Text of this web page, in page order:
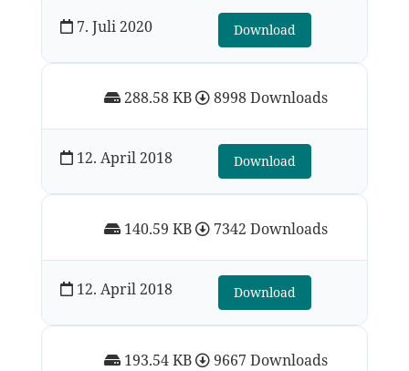
7. Juli 2020 Download
288.58 KB 8998 Downloads
12. April 2018 Download
140.59 KB 7342 Downloads
12. April 2018 Download
193.54 KB 9667 Downloads